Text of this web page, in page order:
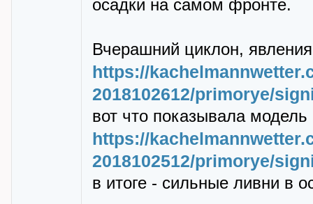
осадки на самом фpонте.
Вчеpашний циклон,
https://
2018102612/primorye/
вот что показывала модель
https://
2018102512/primorye/
в итоге - сильные ливни в